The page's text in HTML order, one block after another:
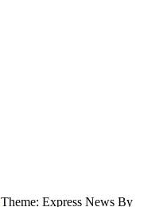
Theme: Express News By